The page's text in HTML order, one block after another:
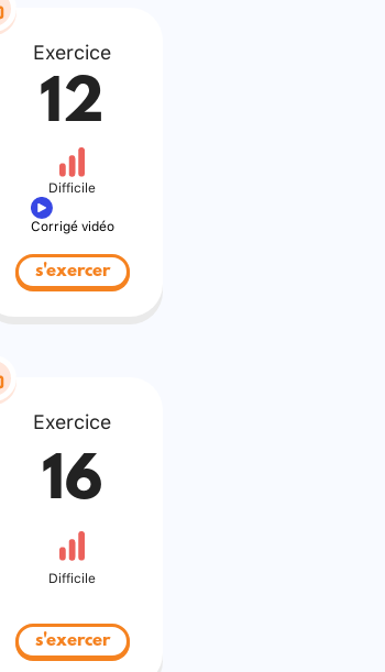
Exercice
12
Difficile
Corrigé vidéo
s'exercer
Exercice
16
Difficile
s'exercer